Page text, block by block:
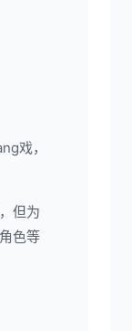
戏，
但为
色等